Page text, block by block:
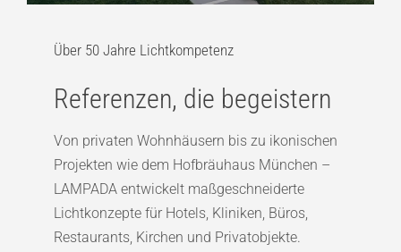
Über 50 Jahre Lichtkompetenz
Referenzen, die begeistern
Von privaten Wohnhäusern bis zu ikonischen
Projekten wie dem Hofbräuhaus München –
LAMPADA entwickelt maßgeschneiderte
Lichtkonzepte für Hotels, Kliniken, Büros,
Restaurants, Kirchen und Privatobjekte.